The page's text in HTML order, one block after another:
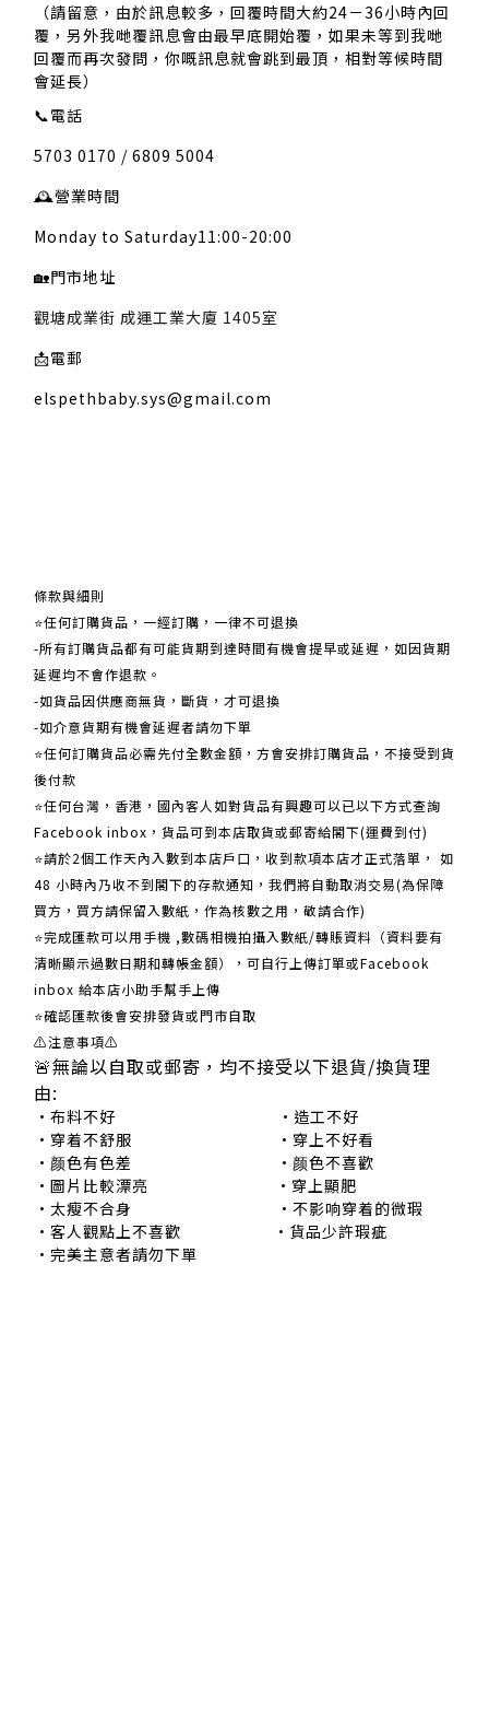
（請留意，由於訊息較多，回覆時間大約24－36小時內回
覆，另外我哋覆訊息會由最早底開始覆，如果未等到我哋
回覆而再次發問，你嘅訊息就會跳到最頂，相對等候時間
會延長）
📞電話
5703 0170 / 6809 5004
🕰️營業時間
Monday to Saturday11:00-20:00
🏡門市地址
觀塘成業街 成運工業大廈 1405室
📩電郵
elspethbaby.sys@gmail.com
條款與細則
⭐任何訂購貨品，一經訂購，一律不可退換
-所有訂購貨品都有可能貨期到達時間有機會提早或延遲，如因貨期
延遲均不會作退款。
-如貨品因供應商無貨，斷貨，才可退換
-如介意貨期有機會延遲者請勿下單
⭐任何訂購貨品必需先付全數金額，方會安排訂購貨品，不接受到貨
後付款
⭐任何台灣，香港，國內客人如對貨品有興趣可以已以下方式查詢
Facebook inbox，貨品可到本店取貨或郵寄給閣下(運費到付)
​​⭐請於2個工作天內入數到本店戶口，收到款項本店才正式落單， 如
48 小時內乃收不到閣下的存款通知，我們將自動取消交易(為保障
買方，買方請保留入數紙，作為核數之用，敬請合作)
⭐完成匯款可以用手機 ,數碼相機拍攝入數紙/轉賬資料（資料要有
清晰顯示過數日期和轉帳金額），可自行上傳訂單或Facebook
inbox 給本店小助手幫手上傳
⭐確認匯款後會安排發貨或門市自取
⚠注意事項⚠
🚨無論以自取或郵寄，均不接受以下退貨/換貨理
由:
•布料不好 •造工不好
•穿着不舒服 •穿上不好看
•颜色有色差 •颜色不喜歡
•圖片比較漂亮 •穿上顯肥
•太瘦不合身 •不影响穿着的微瑕
•客人觀點上不喜歡 •貨品少許瑕疵
•完美主意者請勿下單